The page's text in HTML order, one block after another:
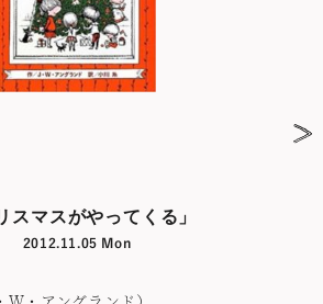
スマスがやってくる」
2012.11.05 Mon